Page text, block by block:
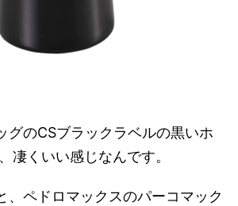
グのCSブラックラベルの黒いホ
凄くいい感じなんです。
、ペドロマックスのパーコマック